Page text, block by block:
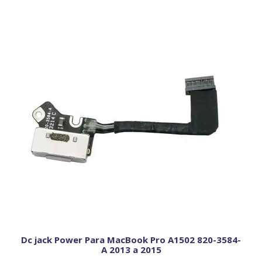
Dc jack Power Para MacBook Pro A1502 820-3584-
A 2013 a 2015